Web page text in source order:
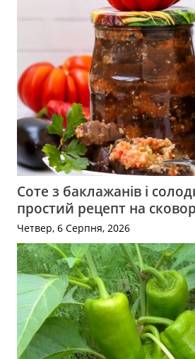
Соте з баклажанів і
простий рецепт на
Четвер, 6 Серпня, 2026